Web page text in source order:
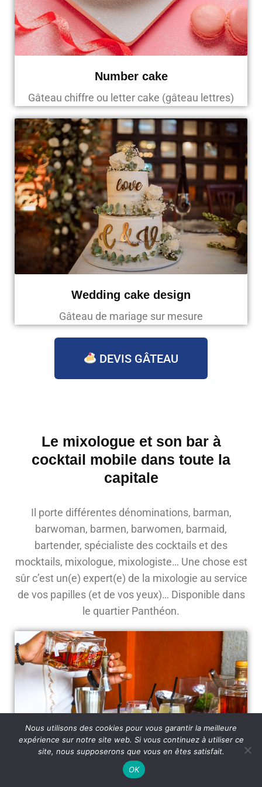
Number cake
Gâteau chiffre ou letter cake (gâteau lettres)
Wedding cake design
Gâteau de mariage sur mesure
DEVIS GÂTEAU
Le mixologue et son bar à
cocktail mobile dans toute la
capitale
Il porte différentes dénominations, barman,
barwoman, barmen, barwomen, barmaid,
bartender, spécialiste des cocktails et des
mocktails, mixologue, mixologiste… Une chose est
sûr c’est un(e) expert(e) de la mixologie au service
de vos papilles (et de vos yeux)… Disponible dans
le quartier Panthéon.
Nous utilisons des cookies pour vous garantir la meilleure
expérience sur notre site web. Si vous continuez à utiliser ce
site, nous supposerons que vous en êtes satisfait.
OK